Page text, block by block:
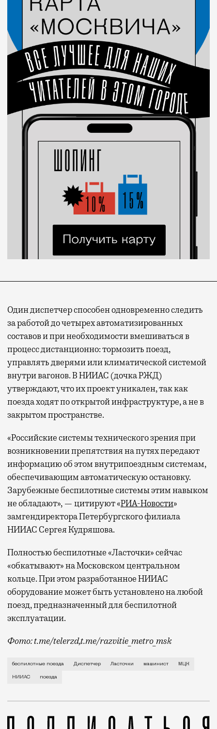
Один диспетчер способен одновременно следить
за работой до четырех автоматизированных
составов и при необходимости вмешиваться в
процесс дистанционно: тормозить поезд,
управлять дверями или климатической системой
внутри вагонов. В НИИАС (дочка РЖД)
утверждают, что их проект уникален, так как
поезда ходят по открытой инфраструктуре, а не в
закрытом пространстве.
«Российские системы технического зрения при
возникновении препятствия на путях передают
информацию об этом внутрипоездным системам,
обеспечивающим автоматическую остановку.
Зарубежные беспилотные системы этим навыком
не обладают», — цитируют «РИА-Новости»
замгендиректора Петербургского филиала
НИИАС Сергея Кудряшова.
Полностью беспилотные «Ласточки» сейчас
«обкатывают» на Московском центральном
кольце. При этом разработанное НИИАС
оборудование может быть установлено на любой
поезд, предназначенный для беспилотной
эксплуатации.
Фото: t.me/telerzd,t.me/razvitie_metro_msk
Новые поезда работают на четвертом уровне
беспилотные поезда Диспетчер Ласточки машинист МЦК
НИИАС поезда